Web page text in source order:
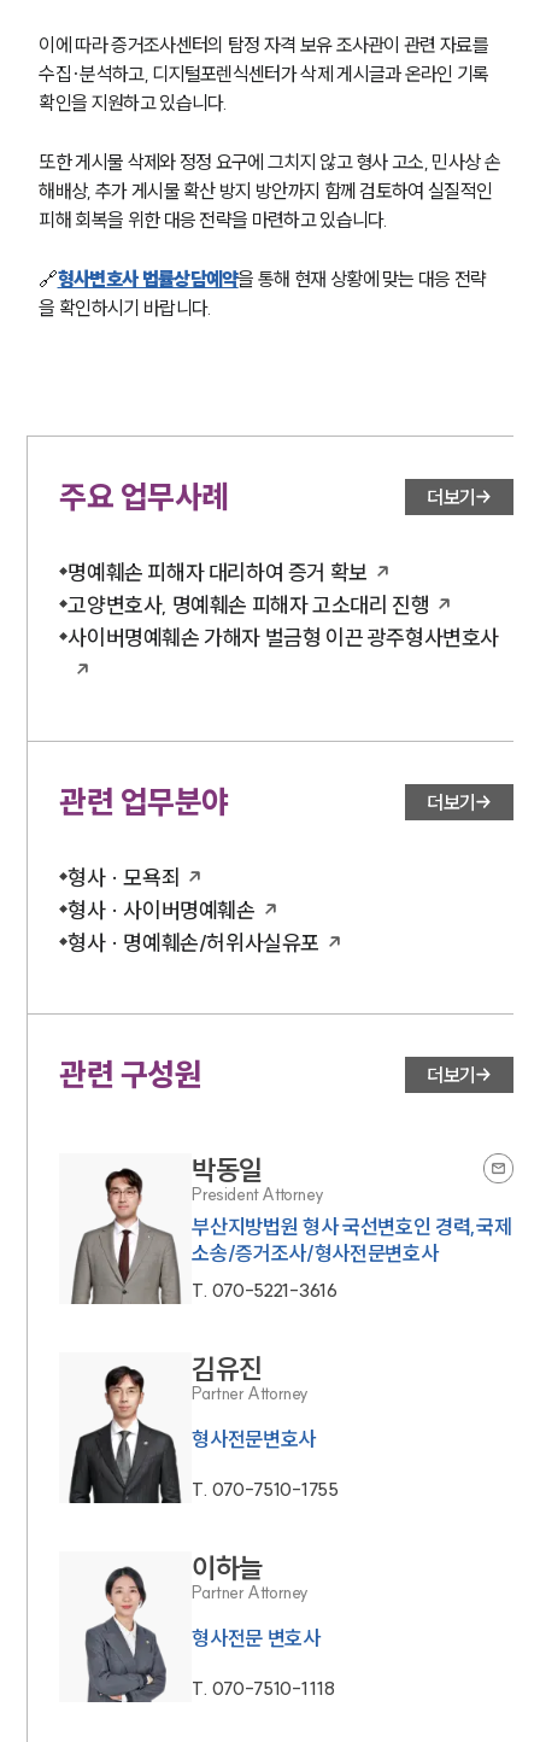
이에 따라 증거조사센터의 탐정 자격 보유 조사관이 관련 자료를
수집·분석하고, 디지털포렌식센터가 삭제 게시글과 온라인 기록
확인을 지원하고 있습니다.
또한 게시물 삭제와 정정 요구에 그치지 않고 형사 고소, 민사상 손
해배상, 추가 게시물 확산 방지 방안까지 함께 검토하여 실질적인
피해 회복을 위한 대응 전략을 마련하고 있습니다.
🔗형사변호사 법률상담예약을 통해 현재 상황에 맞는 대응 전략
을 확인하시기 바랍니다.
주요 업무사례 더보기
명예훼손 피해자 대리하여 증거 확보
고양변호사, 명예훼손 피해자 고소대리 진행
사이버명예훼손 가해자 벌금형 이끈 광주형사변호사
관련 업무분야 더보기
형사 · 모욕죄
형사 · 사이버명예훼손
형사 · 명예훼손/허위사실유포
관련 구성원 더보기
박동일
President Attorney
부산지방법원 형사 국선변호인 경력,국제
소송/증거조사/형사전문변호사
T. 070-5221-3616
김유진
Partner Attorney
형사전문변호사
T. 070-7510-1755
이하늘
Partner Attorney
형사전문 변호사
T. 070-7510-1118